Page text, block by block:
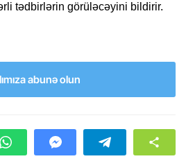
tədbirlərin görüləcəyini bildirir.
abunə olun